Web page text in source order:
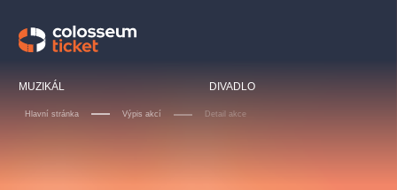
MUZIKÁL DIVADLO
Hlavní stránka Výpis akcí Detail akce